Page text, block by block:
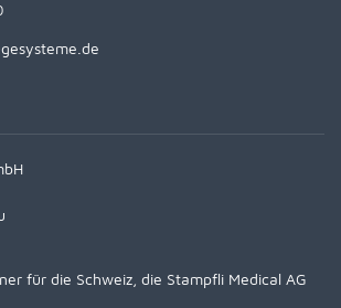
für die Schweiz, die Stampfli Medical AG